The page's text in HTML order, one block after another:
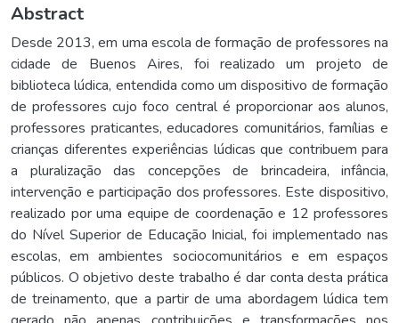
Abstract
Desde 2013, em uma escola de formação de professores na
cidade de Buenos Aires, foi realizado um projeto de
biblioteca lúdica, entendida como um dispositivo de formação
de professores cujo foco central é proporcionar aos alunos,
professores praticantes, educadores comunitários, famílias e
crianças diferentes experiências lúdicas que contribuem para
a pluralização das concepções de brincadeira, infância,
intervenção e participação dos professores. Este dispositivo,
realizado por uma equipe de coordenação e 12 professores
do Nível Superior de Educação Inicial, foi implementado nas
escolas, em ambientes sociocomunitários e em espaços
públicos. O objetivo deste trabalho é dar conta desta prática
de treinamento, que a partir de uma abordagem lúdica tem